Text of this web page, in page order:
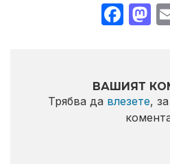
ВАШИЯТ
Трябва да влезете,